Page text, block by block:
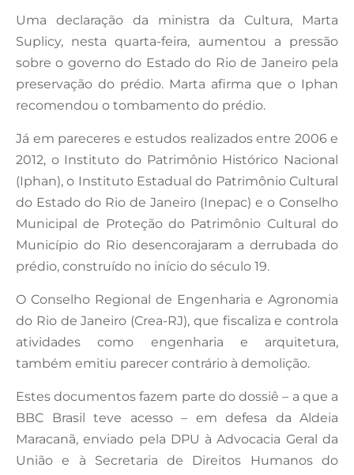
Uma declaração da ministra da Cultura, Marta
Suplicy, nesta quarta-feira, aumentou a pressão
sobre o governo do Estado do Rio de Janeiro pela
preservação do prédio. Marta afirma que o Iphan
recomendou o tombamento do prédio.
Já em pareceres e estudos realizados entre 2006 e
2012, o Instituto do Patrimônio Histórico Nacional
(Iphan), o Instituto Estadual do Patrimônio Cultural
do Estado do Rio de Janeiro (Inepac) e o Conselho
Municipal de Proteção do Patrimônio Cultural do
Município do Rio desencorajaram a derrubada do
prédio, construído no início do século 19.
O Conselho Regional de Engenharia e Agronomia
do Rio de Janeiro (Crea-RJ), que fiscaliza e controla
atividades como engenharia e arquitetura,
também emitiu parecer contrário à demolição.
Estes documentos fazem parte do dossiê – a que a
BBC Brasil teve acesso – em defesa da Aldeia
Maracanã, enviado pela DPU à Advocacia Geral da
União e à Secretaria de Direitos Humanos do